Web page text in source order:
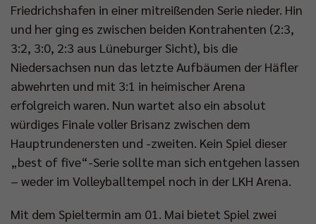
Friedrichshafen in einer mitreißenden Serie nieder. Hin
und her ging es zwischen beiden Kontrahenten (2:3,
3:2, 3:0, 2:3 aus Lüneburger Sicht), bis die
Niedersachsen nun das letzte Aufbäumen der Häfler
abwehrten und mit 3:1 in heimischer Arena
erfolgreich waren. Nun wartet also ein absolut
würdiges Finale voller Brisanz zwischen dem
Hauptrundenersten und -zweiten. Kein Spiel dieser
„best of five“-Serie sollte man sich entgehen lassen
– weder im Volleyballtempel noch in der LKH Arena.
Mit dem Spieltermin am 01. Mai bietet Spiel zwei
Impressum |Datenschutzerklärung